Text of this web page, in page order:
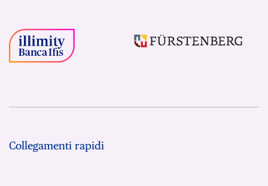
Collegamenti rapidi